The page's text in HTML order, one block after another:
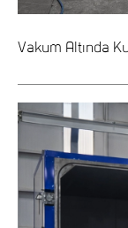
Vakum Altında